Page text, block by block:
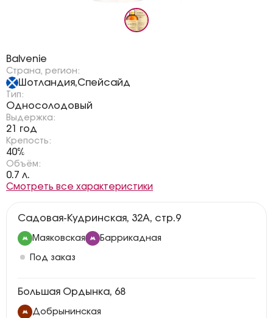
Balvenie
Страна, регион:
Шотландия,Спейсайд
Тип:
Односолодовый
Выдержка:
21 год
Крепость:
40%
Объём:
0.7 л.
Смотреть все характеристики
Садовая-Кудринская, 32А, стр.9
Маяковская Баррикадная
Под заказ
Большая Ордынка, 68
Добрынинская